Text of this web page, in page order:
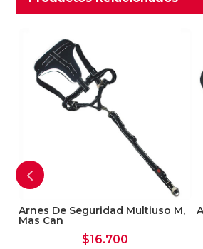
Arnes De Seguridad Multiuso M,
Mas Can
$16.700